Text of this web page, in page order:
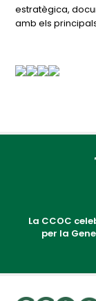
estratègica,
amb els
La CCOC
per la